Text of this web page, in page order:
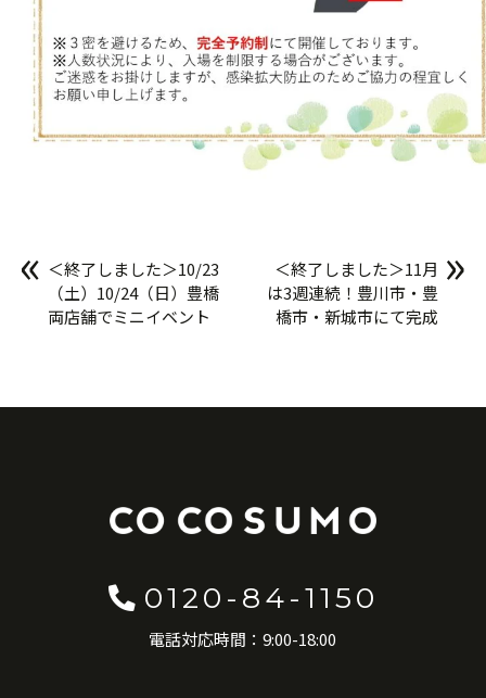
« ＜終了しました＞10/23
（土）10/24（日）豊橋
両店舗でミニイベント
＜終了しました＞11月
は3週連続！豊川市・豊
橋市・新城市にて完成
»
0120-84-1150
電話対応時間：9:00-18:00